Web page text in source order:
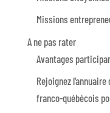
Missions
A ne pas rater
Avantages
Rejoignez
franco-québécois